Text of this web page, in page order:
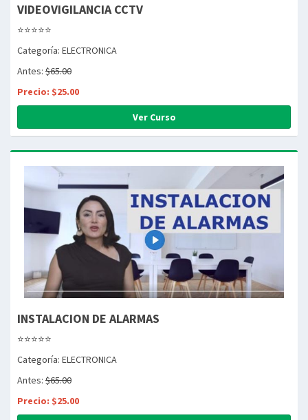
VIDEOVIGILANCIA CCTV
⭐⭐⭐⭐⭐
Categoría: ELECTRONICA
Antes: $65.00
Precio: $25.00
Ver Curso
INSTALACION DE ALARMAS
⭐⭐⭐⭐⭐
Categoría: ELECTRONICA
Antes: $65.00
Precio: $25.00